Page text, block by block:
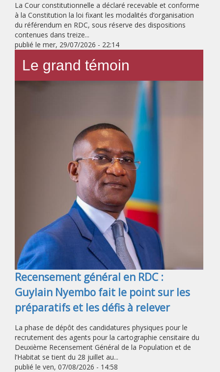
La Cour constitutionnelle a déclaré recevable et conforme
à la Constitution la loi fixant les modalités d’organisation
du référendum en RDC, sous réserve des dispositions
contenues dans treize...
publié le mer, 29/07/2026 - 22:14
Le grand témoin
Recensement général en RDC :
Guylain Nyembo fait le point sur les
préparatifs et les défis à relever
La phase de dépôt des candidatures physiques pour le
recrutement des agents pour la cartographie censitaire du
Deuxième Recensement Général de la Population et de
l’Habitat se tient du 28 juillet au...
publié le ven, 07/08/2026 - 14:58